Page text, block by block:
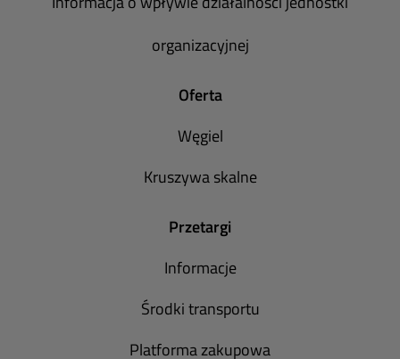
organizacyjnej
Oferta
Węgiel
Kruszywa skalne
Przetargi
Informacje
Środki transportu
Platforma zakupowa